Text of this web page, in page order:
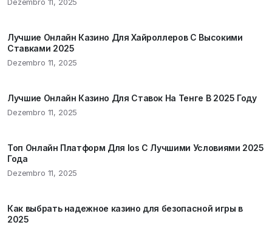
Лучшие Онлайн Казино Для Хайроллеров С Высокими
Ставками 2025
Dezembro 11, 2025
Лучшие Онлайн Казино Для Ставок На Тенге В 2025 Году
Dezembro 11, 2025
Топ Онлайн Платформ Для Ios С Лучшими Условиями 2025
Года
Dezembro 11, 2025
Как выбрать надежное казино для безопасной игры в
2025